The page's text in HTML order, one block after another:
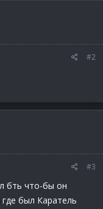
#2
#3
бть что-бы он
был Каратель